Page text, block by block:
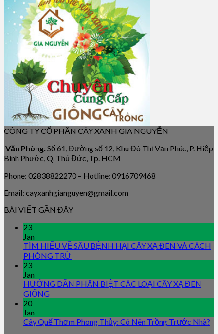
CÔNG TY CỔ PHẦN CÂY XANH GIA NGUYỄN
Văn Phòng: Số 61, Đường số 12, Khu Đô Thị Vạn Phúc, P. Hiệp
Bình Phước, Q. Thủ Đức, Tp. HCM
Phone: 02838822270 – Hotline: 0916709468
Email: cayxanhgianguyen@gmail.com
BÀI VIẾT GẦN ĐÂY
23
Jan
TÌM HIỂU VỀ SÂU BỆNH HẠI CÂY XẠ ĐEN VÀ CÁCH
PHÒNG TRỪ
23
Jan
HƯỚNG DẪN PHÂN BIỆT CÁC LOẠI CÂY XẠ ĐEN
GIỐNG
20
Jan
Cây Quế Thơm Phong Thủy: Có Nên Trồng Trước Nhà?